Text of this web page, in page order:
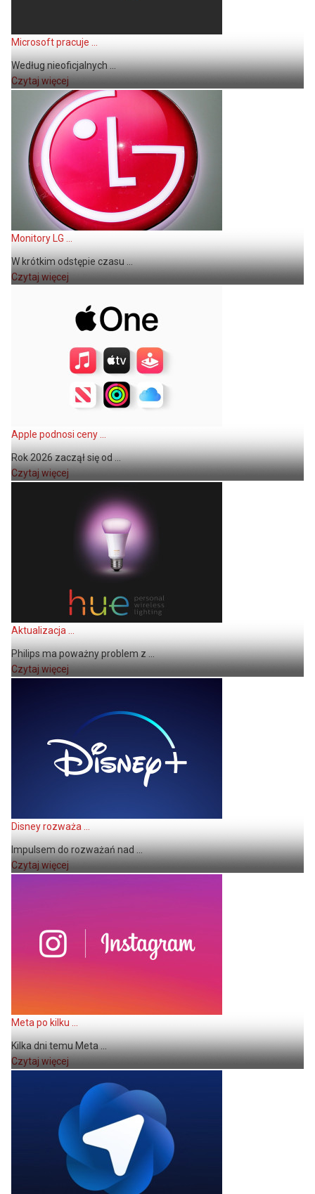
Microsoft pracuje ...
Według nieoficjalnych ...
Czytaj więcej
Monitory LG ...
W krótkim odstępie czasu ...
Czytaj więcej
Apple podnosi ceny ...
Rok 2026 zaczął się od ...
Czytaj więcej
Aktualizacja ...
Philips ma poważny problem z ...
Czytaj więcej
Disney rozważa ...
Impulsem do rozważań nad ...
Czytaj więcej
Meta po kilku ...
Kilka dni temu Meta ...
Czytaj więcej